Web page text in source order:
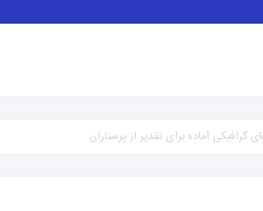
آماده برای تقدیر از پرستاران